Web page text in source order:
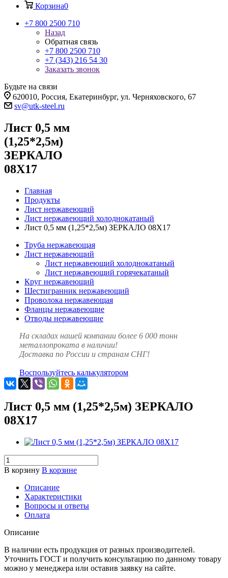
Корзина0
+7 800 2500 710
Назад
Обратная связь
+7 800 2500 710
+7 (343) 216 54 30
Заказать звонок
Будьте на связи
620010, Россия, Екатеринбург, ул. Черняховского, 67
sv@utk-steel.ru
Лист 0,5 мм
(1,25*2,5м)
ЗЕРКАЛО
08Х17
Главная
Продукты
Лист нержавеющий
Лист нержавеющий холоднокатаный
Лист 0,5 мм (1,25*2,5м) ЗЕРКАЛО 08Х17
Труба нержавеющая
Лист нержавеющий
Лист нержавеющий холоднокатаный
Лист нержавеющий горячекатаный
Круг нержавеющий
Шестигранник нержавеющий
Проволока нержавеющая
Фланцы нержавеющие
Отводы нержавеющие
На складах нашей компании более 6 000 тонн
металлопроката в наличии!
Доставка по России и странам СНГ!
Воспользуйтесь калькулятором
Лист 0,5 мм (1,25*2,5м) ЗЕРКАЛО
08Х17
В корзину В корзине
Описание
Характеристики
Вопросы и ответы
Оплата
Описание
В наличии есть продукция от разных производителей.
Уточнить ГОСТ и получить консультацию по данному товару
можно у менеджера или оставив заявку на сайте.